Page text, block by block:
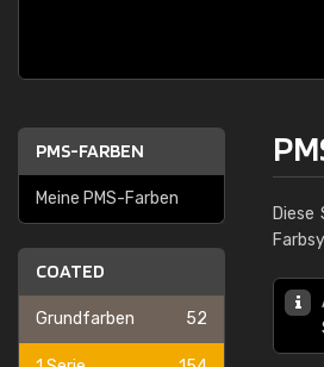
PMS-FARBEN
Meine PMS-Farben
COATED
Grundfarben 52
Diese